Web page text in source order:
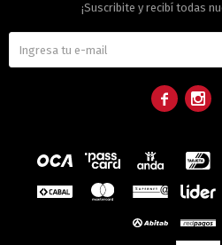
¡Suscribite y recibí todas
 